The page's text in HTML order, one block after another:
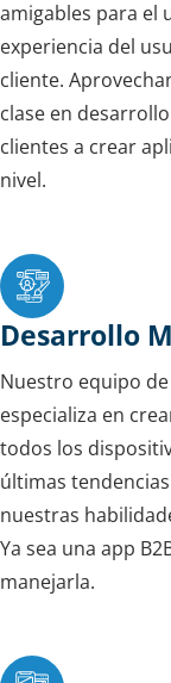
amigables para el
experiencia del
cliente.
clase en
clientes a crear
nivel.
Desarrollo
Nuestro equipo
especializa en
todos los
últimas
nuestras
Ya sea una app
manejarla.